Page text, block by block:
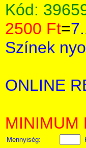
Kód:
2500 Ft=
Színek
ONLINE
MINIMUM
Mennyiség: